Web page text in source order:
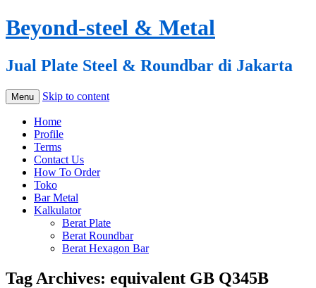
Beyond-steel & Metal
Jual Plate Steel & Roundbar di Jakarta
Menu Skip to content
Home
Profile
Terms
Contact Us
How To Order
Toko
Bar Metal
Kalkulator
Berat Plate
Berat Roundbar
Berat Hexagon Bar
Tag Archives: equivalent GB Q345B